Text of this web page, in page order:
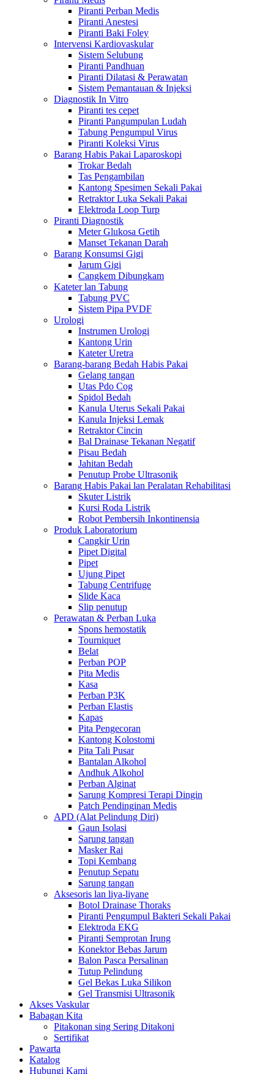
Piranti Perban Medis
Piranti Anestesi
Piranti Baki Foley
Intervensi Kardiovaskular
Sistem Selubung
Piranti Pandhuan
Piranti Dilatasi & Perawatan
Sistem Pemantauan & Injeksi
Diagnostik In Vitro
Piranti tes cepet
Piranti Pangumpulan Ludah
Tabung Pengumpul Virus
Piranti Koleksi Virus
Barang Habis Pakai Laparoskopi
Trokar Bedah
Tas Pengambilan
Kantong Spesimen Sekali Pakai
Retraktor Luka Sekali Pakai
Elektroda Loop Turp
Piranti Diagnostik
Meter Glukosa Getih
Manset Tekanan Darah
Barang Konsumsi Gigi
Jarum Gigi
Cangkem Dibungkam
Kateter lan Tabung
Tabung PVC
Sistem Pipa PVDF
Urologi
Instrumen Urologi
Kantong Urin
Kateter Uretra
Barang-barang Bedah Habis Pakai
Gelang tangan
Utas Pdo Cog
Spidol Bedah
Kanula Uterus Sekali Pakai
Kanula Injeksi Lemak
Retraktor Cincin
Bal Drainase Tekanan Negatif
Pisau Bedah
Jahitan Bedah
Penutup Probe Ultrasonik
Barang Habis Pakai lan Peralatan Rehabilitasi
Skuter Listrik
Kursi Roda Listrik
Robot Pembersih Inkontinensia
Produk Laboratorium
Cangkir Urin
Pipet Digital
Pipet
Ujung Pipet
Tabung Centrifuge
Slide Kaca
Slip penutup
Perawatan & Perban Luka
Spons hemostatik
Tourniquet
Belat
Perban POP
Pita Medis
Kasa
Perban P3K
Perban Elastis
Kapas
Pita Pengecoran
Kantong Kolostomi
Pita Tali Pusar
Bantalan Alkohol
Andhuk Alkohol
Perban Alginat
Sarung Kompresi Terapi Dingin
Patch Pendinginan Medis
APD (Alat Pelindung Diri)
Gaun Isolasi
Sarung tangan
Masker Rai
Topi Kembang
Penutup Sepatu
Sarung tangan
Aksesoris lan liya-liyane
Botol Drainase Thoraks
Piranti Pengumpul Bakteri Sekali Pakai
Elektroda EKG
Piranti Semprotan Irung
Konektor Bebas Jarum
Balon Pasca Persalinan
Tutup Pelindung
Gel Bekas Luka Silikon
Gel Transmisi Ultrasonik
Akses Vaskular
Babagan Kita
Pitakonan sing Sering Ditakoni
Sertifikat
Pawarta
Katalog
Hubungi Kami